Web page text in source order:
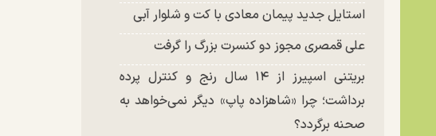
استایل جدید پیمان معادی با کت و شلوار آبی
علی قمصری مجوز دو کنسرت بزرگ را گرفت
بریتنی اسپیرز از ۱۴ سال رنج و کنترل پرده
برداشت؛ چرا «شاهزاده پاپ» دیگر نمی‌خواهد به
صحنه برگردد؟